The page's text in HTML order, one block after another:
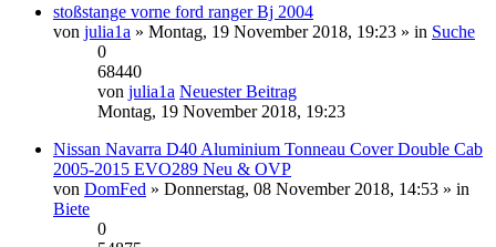
stoßstange vorne ford ranger Bj 2004
von julia1a » Montag, 19 November 2018, 19:23 » in Suche
0
68440
von julia1a Neuester Beitrag
Montag, 19 November 2018, 19:23
Nissan Navarra D40 Aluminium Tonneau Cover Double Cab
2005-2015 EVO289 Neu & OVP
von DomFed » Donnerstag, 08 November 2018, 14:53 » in
Biete
0